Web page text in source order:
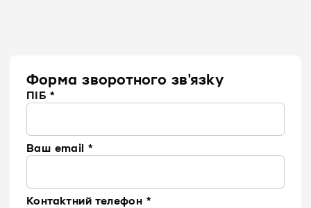
Форма зворотного зв'язку
ПІБ *
Ваш email *
Контактний телефон *